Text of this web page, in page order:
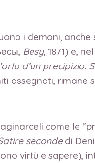
i demoni, anche
Besy, 1871) e,
d’un precipizio.
assegnati,
come le
secondedi
virtù e sapere),